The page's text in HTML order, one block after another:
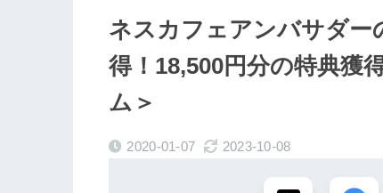
ネスカフェアンバサダー
得！18,500円分の特典獲
ム＞
2020-01-07 2023-10-08